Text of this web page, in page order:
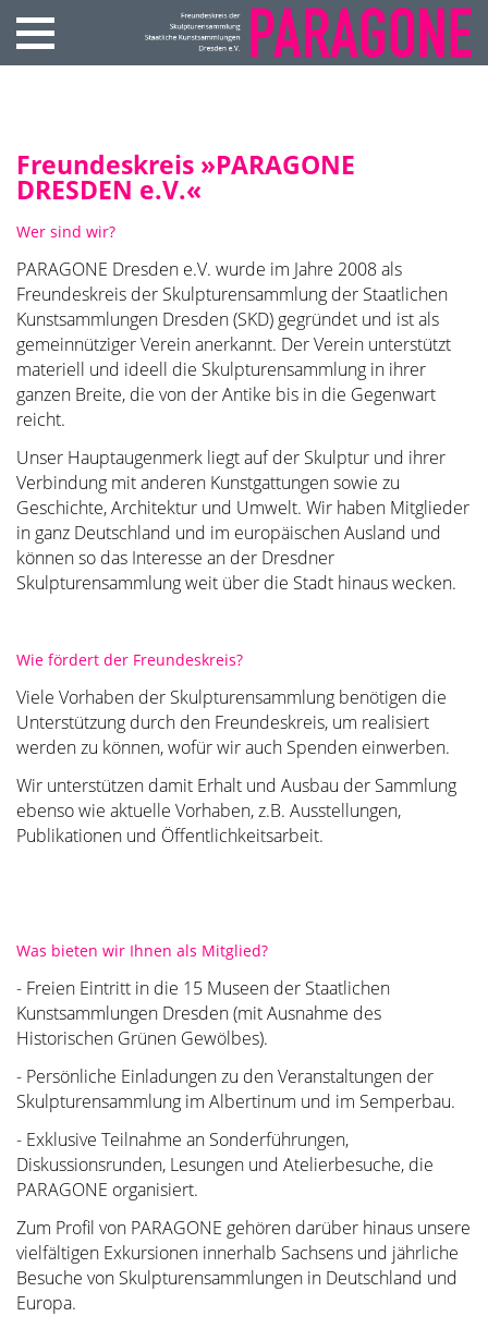
Freundeskreis »PARAGONE
DRESDEN e.V.«
Wer sind wir?
PARAGONE Dresden e.V. wurde im Jahre 2008 als
Freundeskreis der Skulpturensammlung der Staatlichen
Kunstsammlungen Dresden (SKD) gegründet und ist als
gemeinnütziger Verein anerkannt. Der Verein unterstützt
materiell und ideell die Skulpturensammlung in ihrer
ganzen Breite, die von der Antike bis in die Gegenwart
reicht.
Unser Hauptaugenmerk liegt auf der Skulptur und ihrer
Verbindung mit anderen Kunstgattungen sowie zu
Geschichte, Architektur und Umwelt. Wir haben Mitglieder
in ganz Deutschland und im europäischen Ausland und
können so das Interesse an der Dresdner
Skulpturensammlung weit über die Stadt hinaus wecken.
Wie fördert der Freundeskreis?
Viele Vorhaben der Skulpturensammlung benötigen die
Unterstützung durch den Freundeskreis, um realisiert
werden zu können, wofür wir auch Spenden einwerben.
Wir unterstützen damit Erhalt und Ausbau der Sammlung
ebenso wie aktuelle Vorhaben, z.B. Ausstellungen,
Publikationen und Öffentlichkeitsarbeit.
Was bieten wir Ihnen als Mitglied?
- Freien Eintritt in die 15 Museen der Staatlichen
Kunstsammlungen Dresden (mit Ausnahme des
Historischen Grünen Gewölbes).
- Persönliche Einladungen zu den Veranstaltungen der
Skulpturensammlung im Albertinum und im Semperbau.
- Exklusive Teilnahme an Sonderführungen,
Diskussionsrunden, Lesungen und Atelierbesuche, die
PARAGONE organisiert.
Zum Profil von PARAGONE gehören darüber hinaus unsere
vielfältigen Exkursionen innerhalb Sachsens und jährliche
Besuche von Skulpturensammlungen in Deutschland und
Europa.